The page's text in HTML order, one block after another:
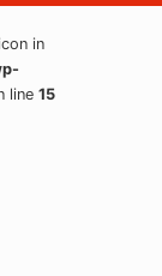
in
line 15